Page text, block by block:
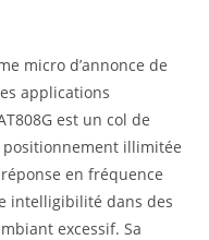
micro d’annonce de
applications
est un col de
illimitée
en fréquence
intelligibilité dans des
excessif. Sa